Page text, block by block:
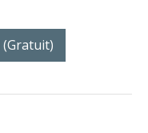
(gratuit)